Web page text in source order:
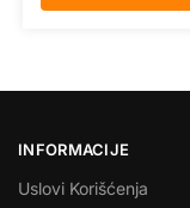
INFORMACIJE
Uslovi Korišćenja